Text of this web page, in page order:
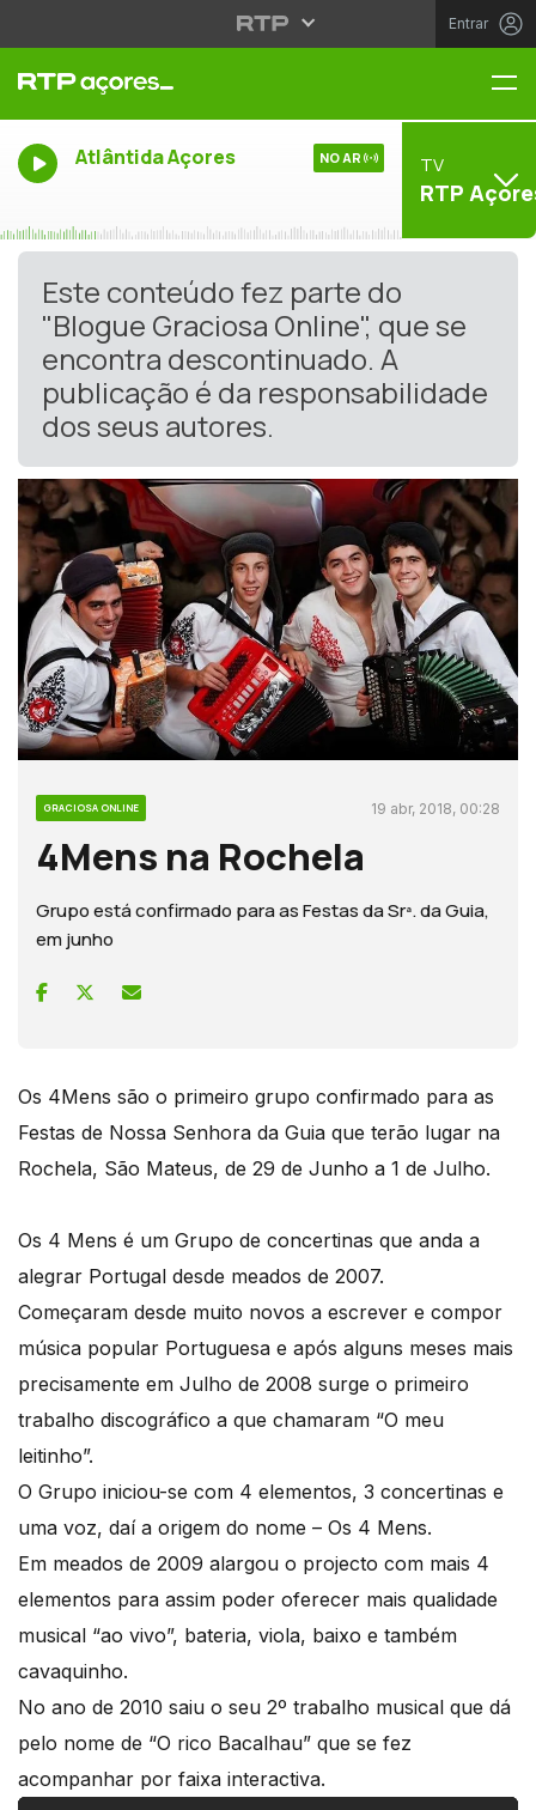
Entrar
Atlântida Açores NO AR TV
RTP
Este conteúdo fez parte do
"Blogue Graciosa Online", que se
encontra descontinuado. A
publicação é da responsabilidade
dos seus autores.
GRACIOSA ONLINE 19 abr, 2018, 00:28
4Mens na Rochela
Grupo está confirmado para as Festas da Srª. da Guia,
em junho
Os 4Mens são o primeiro grupo confirmado para as
Festas de Nossa Senhora da Guia que terão lugar na
Rochela, São Mateus, de 29 de Junho a 1 de Julho.
Os 4 Mens é um Grupo de concertinas que anda a
alegrar Portugal desde meados de 2007.
Começaram desde muito novos a escrever e compor
música popular Portuguesa e após alguns meses mais
precisamente em Julho de 2008 surge o primeiro
trabalho discográfico a que chamaram “O meu
leitinho”.
O Grupo iniciou-se com 4 elementos, 3 concertinas e
uma voz, daí a origem do nome – Os 4 Mens.
Em meados de 2009 alargou o projecto com mais 4
elementos para assim poder oferecer mais qualidade
musical “ao vivo”, bateria, viola, baixo e também
cavaquinho.
No ano de 2010 saiu o seu 2º trabalho musical que dá
pelo nome de “O rico Bacalhau” que se fez
acompanhar por faixa interactiva.